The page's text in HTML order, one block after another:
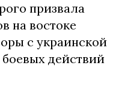
призвала
на востоке
с украинской
действий